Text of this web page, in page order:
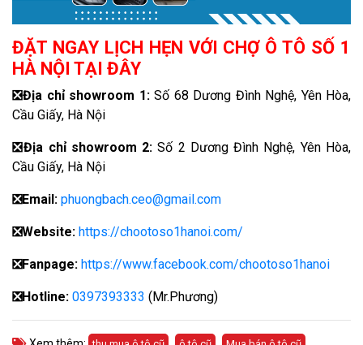
ĐẶT NGAY LỊCH HẸN VỚI CHỢ Ô TÔ SỐ 1
HÀ NỘI TẠI ĐÂY
❎Địa chỉ showroom 1:Số 68 Dương Đình Nghệ, Yên Hòa,
Cầu Giấy, Hà Nội
❎Địa chỉ showroom 2:Số 2 Dương Đình Nghệ, Yên Hòa,
Cầu Giấy, Hà Nội
❎Email: phuongbach.ceo@gmail.com
❎Website: https://chootoso1hanoi.com/
❎Fanpage: https://www.facebook.com/chootoso1hanoi
❎Hotline: 0397393333 (Mr.Phương)